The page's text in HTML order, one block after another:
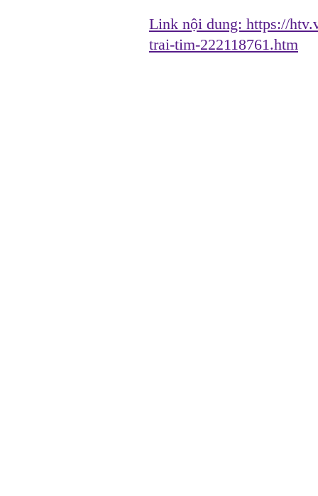
Link nội dung: https://
trai-tim-222118761.htm